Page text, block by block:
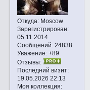
Откуда:Moscow
Зарегистрирован:
05.11.2014
Сообщений:24838
Уважение: +89
Отзывы:
Последний визит:
19.05.2026 22:13
Моя коллекция: